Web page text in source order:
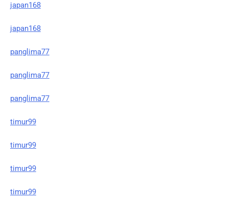
japan168
japan168
panglima77
panglima77
panglima77
timur99
timur99
timur99
timur99